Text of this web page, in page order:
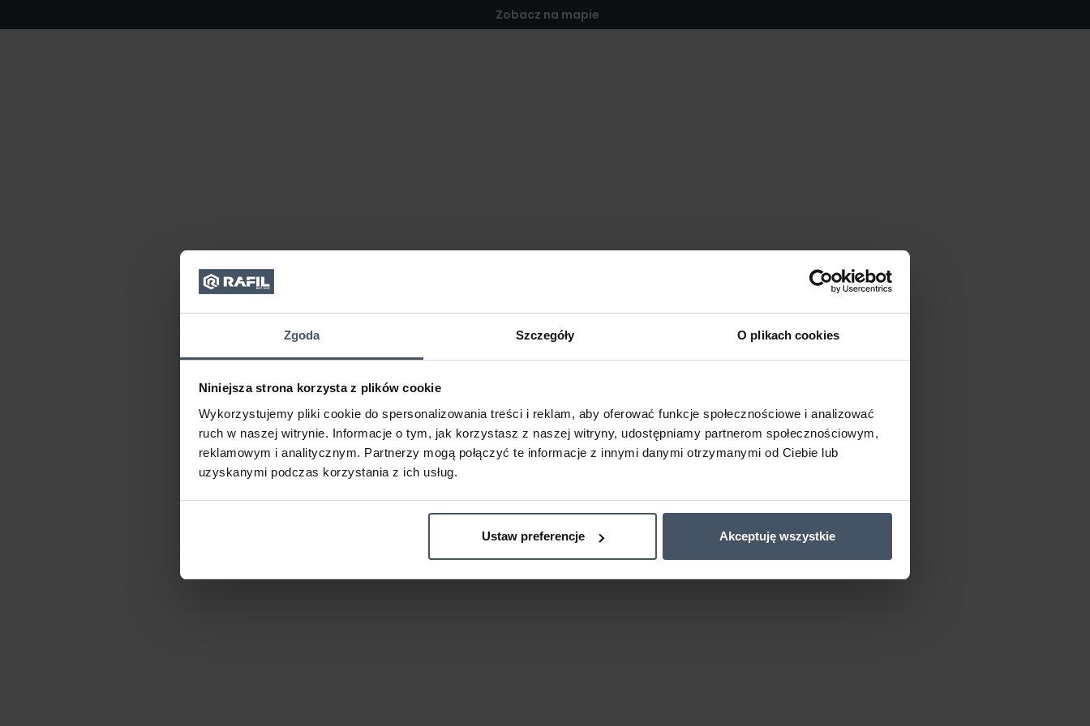
Zgoda Szczegóły O plikach cookies
Niniejsza strona korzysta z plików cookie
Wykorzystujemy pliki cookie do spersonalizowania treści i reklam, aby oferować funkcje społecznościowe i analizować
ruch w naszej witrynie. Informacje o tym, jak korzystasz z naszej witryny, udostępniamy partnerom społecznościowym,
reklamowym i analitycznym. Partnerzy mogą połączyć te informacje z innymi danymi otrzymanymi od Ciebie lub
uzyskanymi podczas korzystania z ich usług.
Ustaw preferencje Akceptuję wszystkie
Zobacz na mapie